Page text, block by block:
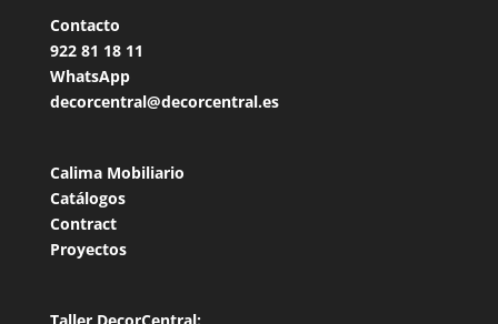
Contacto
922 81 18 11
WhatsApp
decorcentral@decorcentral.es
Calima Mobiliario
Catálogos
Contract
Proyectos